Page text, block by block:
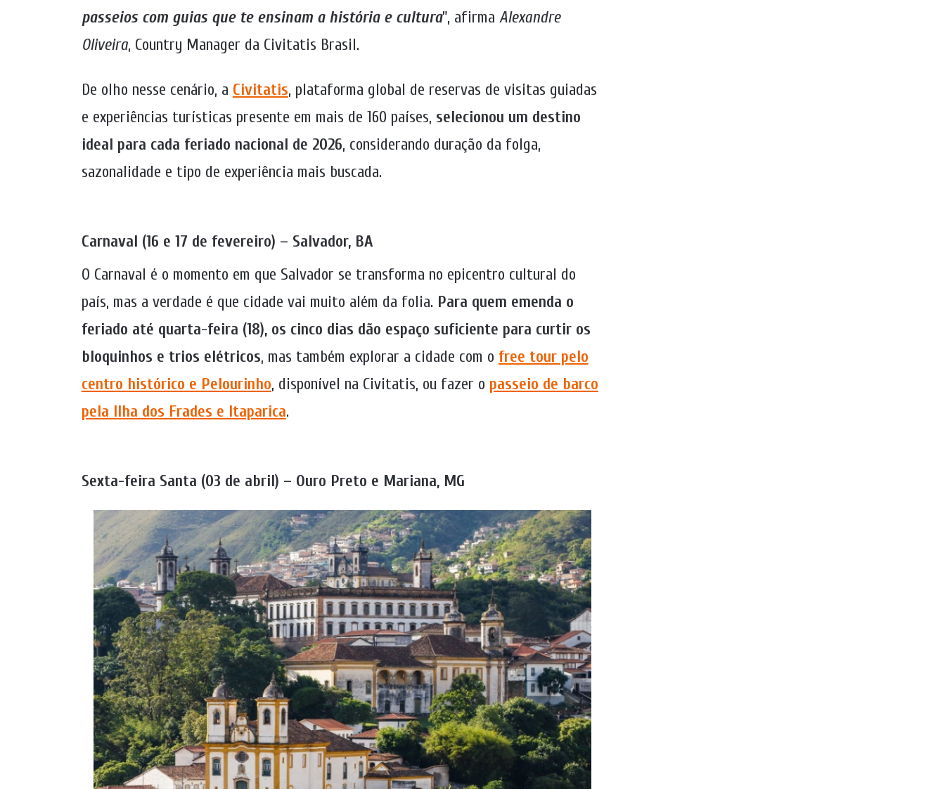
passeios com guias que te ensinam a história e cultura”, afirma Alexandre
Oliveira, Country Manager da Civitatis Brasil.
De olho nesse cenário, a Civitatis, plataforma global de reservas de visitas guiadas
e experiências turísticas presente em mais de 160 países, selecionou um destino
ideal para cada feriado nacional de 2026, considerando duração da folga,
sazonalidade e tipo de experiência mais buscada.
Carnaval (16 e 17 de fevereiro) – Salvador, BA
O Carnaval é o momento em que Salvador se transforma no epicentro cultural do
país, mas a verdade é que cidade vai muito além da folia. Para quem emenda o
feriado até quarta-feira (18), os cinco dias dão espaço suficiente para curtir os
bloquinhos e trios elétricos, mas também explorar a cidade com o free tour pelo
centro histórico e Pelourinho, disponível na Civitatis, ou fazer o passeio de barco
pela Ilha dos Frades e Itaparica.
Sexta-feira Santa (03 de abril) – Ouro Preto e Mariana, MG